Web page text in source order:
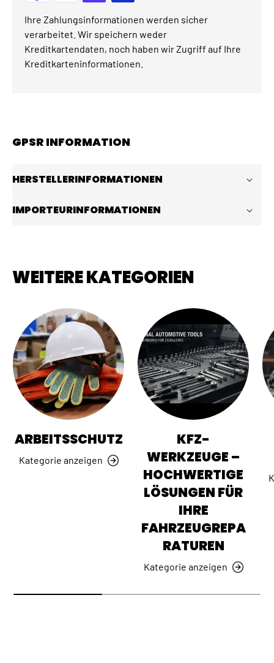
Ihre Zahlungsinformationen werden sicher
verarbeitet. Wir speichern weder
Kreditkartendaten, noch haben wir Zugriff auf Ihre
Kreditkarteninformationen.
GPSR INFORMATION
HERSTELLERINFORMATIONEN
IMPORTEURINFORMATIONEN
WEITERE KATEGORIEN
ARBEITSSCHUTZ
Kategorie anzeigen
KFZ-
WERKZEUGE –
HOCHWERTIGE
LÖSUNGEN FÜR
IHRE
FAHRZEUGREPA
RATUREN
Kategorie anzeigen